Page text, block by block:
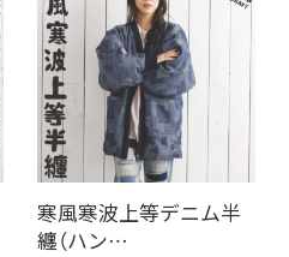
寒風寒波上等デニム半
纏（ハン…